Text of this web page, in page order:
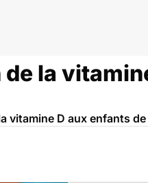
la
D aux enfants de